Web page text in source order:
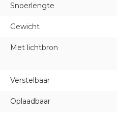
Snoerlengte
Gewicht
Met lichtbron
Verstelbaar
Oplaadbaar